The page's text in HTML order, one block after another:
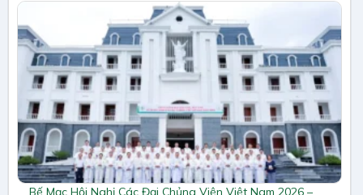
Bế Mạc Hội Nghị Các Đại Chủng Viện Việt Nam 2026 –